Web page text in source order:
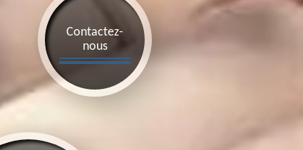
Contactez-
nous